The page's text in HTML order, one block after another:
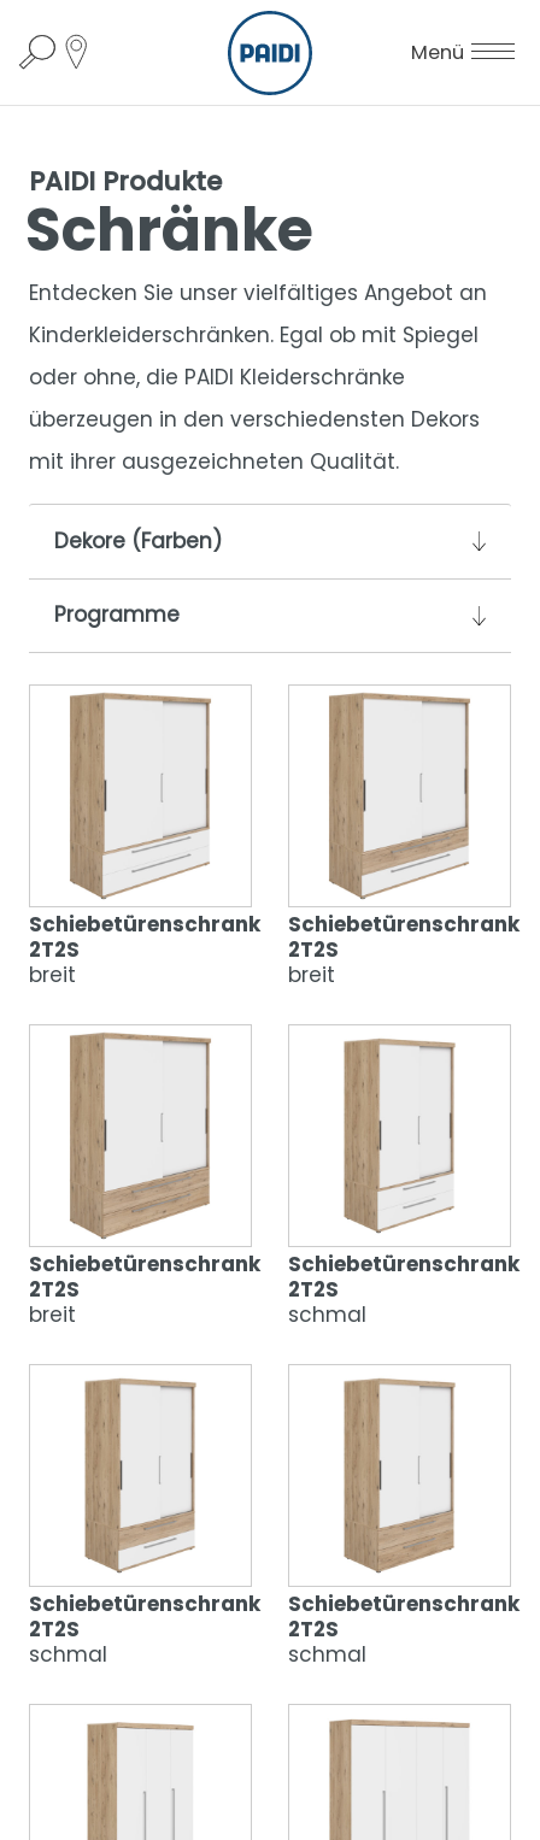
Menü
PAIDI Produkte
Schränke
Entdecken Sie unser vielfältiges Angebot an
Kinderkleiderschränken. Egal ob mit Spiegel
oder ohne, die PAIDI Kleiderschränke
überzeugen in den verschiedensten Dekors
mit ihrer ausgezeichneten Qualität.
Dekore (Farben)
Programme
Schiebetürenschrank
2T2S
breit
Schiebetürenschrank
2T2S
breit
Schiebetürenschrank
2T2S
breit
Schiebetürenschrank
2T2S
schmal
Schiebetürenschrank
2T2S
schmal
Schiebetürenschrank
2T2S
schmal